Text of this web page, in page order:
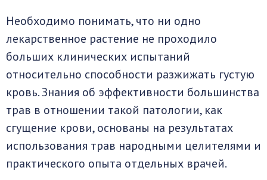
Необходимо понимать, что ни одно
лекарственное растение не проходило
больших клинических испытаний
относительно способности разжижать густую
кровь. Знания об эффективности большинства
трав в отношении такой патологии, как
сгущение крови, основаны на результатах
использования трав народными целителями и
практического опыта отдельных врачей.